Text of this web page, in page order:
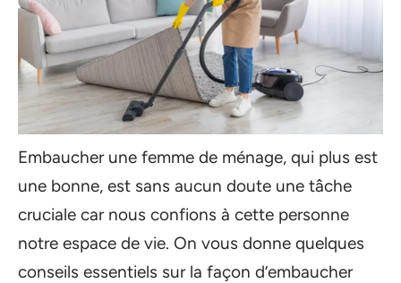
Embaucher une femme de ménage, qui plus est
une bonne, est sans aucun doute une tâche
cruciale car nous confions à cette personne
notre espace de vie. On vous donne quelques
conseils essentiels sur la façon d’embaucher